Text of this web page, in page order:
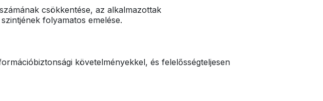
csökkentése, az alkalmazottak
folyamatos emelése.
követelményekkel, és felelősségteljesen